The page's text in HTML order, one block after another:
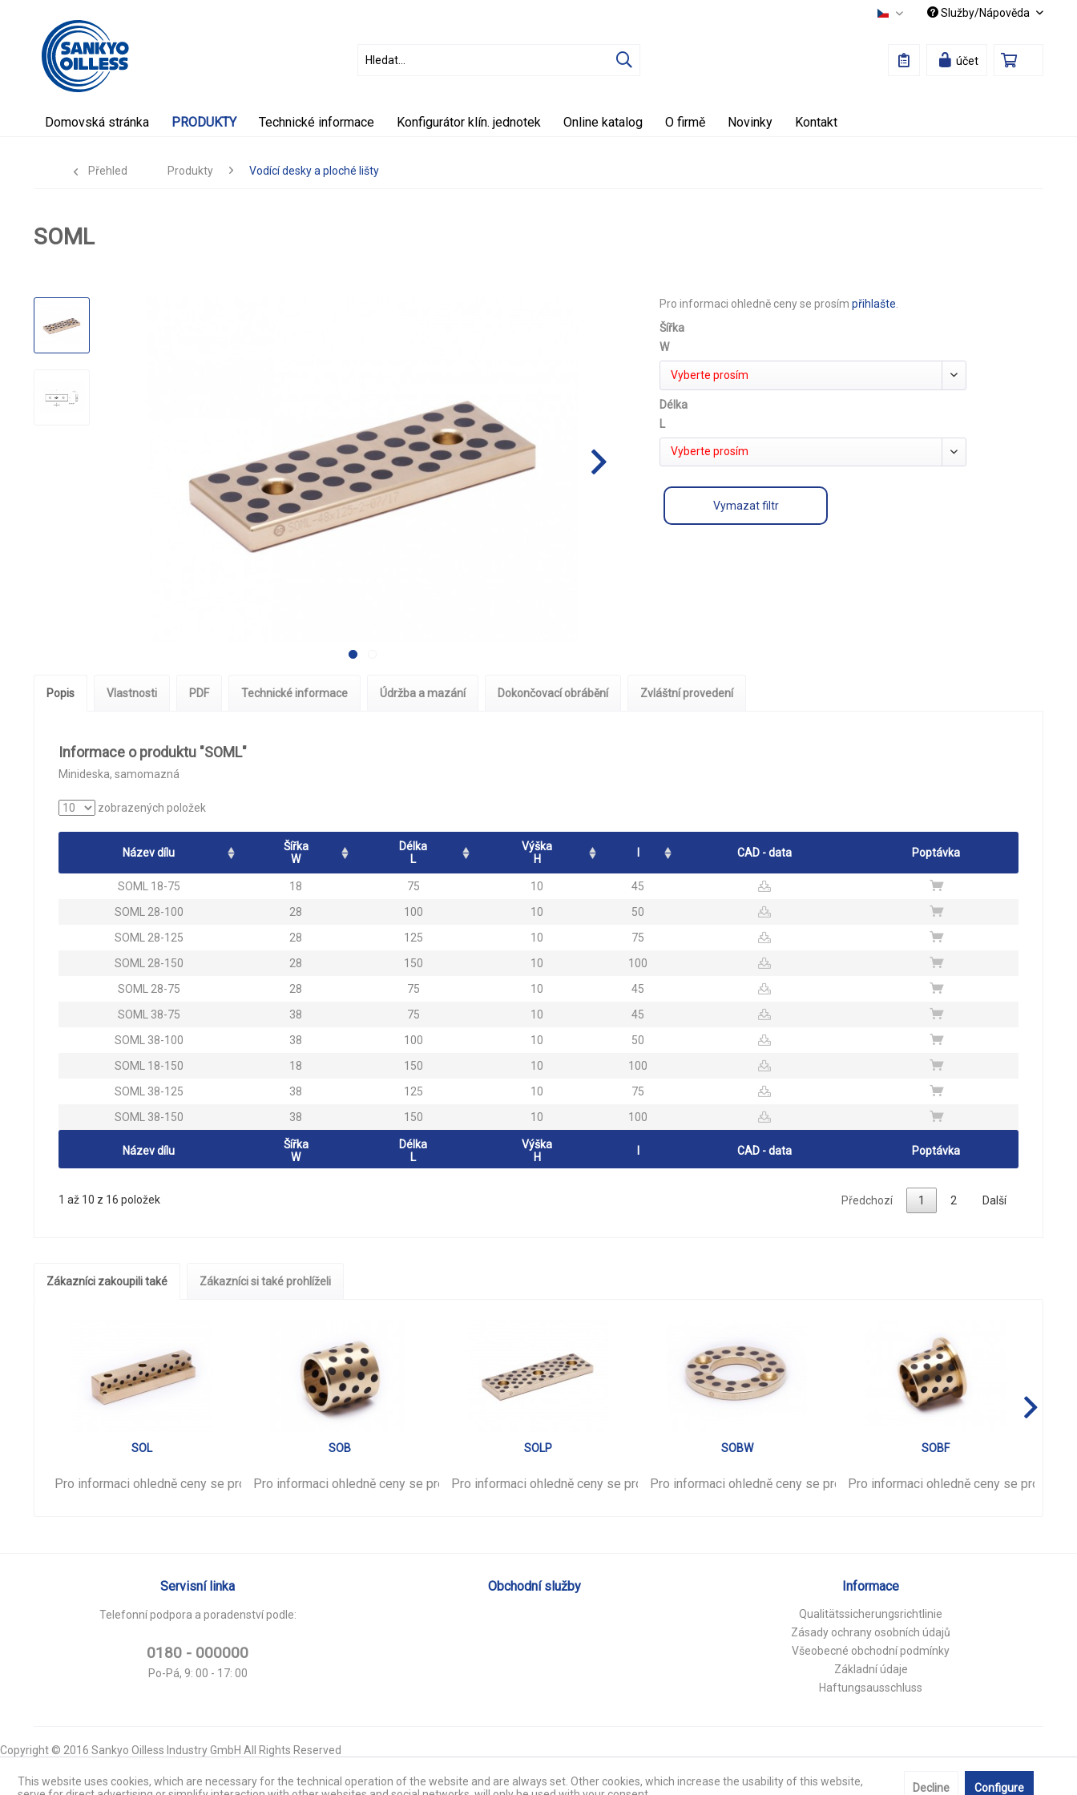
Česky Služby/Nápověda
účet
Domovská stránka PRODUKTY Technické informace Konfigurátor klín. jednotek Online katalog O firmě Novinky Kontakt
Přehled Produkty Vodící desky a ploché lišty
SOML
Pro informaci ohledně ceny se prosímpřihlašte
Šířka
W
Vyberte prosím
Délka
L
Vyberte prosím
Vymazat filtr
Popis Vlastnosti PDF Technické informace Údržba a mazání Dokončovací obrábění Zvláštní provedení
Informace o produktu "SOML"
Minideska, samomazná
zobrazených položek
Název dílu
Šířka
W
Délka
L
Výška
H
CAD - data Poptávka
SOML 18-75 18 75 10
45
SOML 28-100
28 100 10
50
SOML 28-125
28 125 10
75
SOML 28-150
28 150 10
100
SOML 28-75
28 75 10
45
SOML 38-75
38 75 10
45
SOML 38-100
38 100 10
50
SOML 18-150
18 150 10
100
SOML 38-125
38 125 10
75
SOML 38-150
38 150 10 100
Název dílu
Šířka
W
Délka
L
Výška
H
CAD - data Poptávka
1 až 10 z 16 položek Předchozí 1 2 Další
Zákazníci zakoupili také Zákazníci si také prohlíželi
SOL
Pro informaci ohledně ceny se prosímpřihlašte.
SOB
Pro informaci ohledně ceny se prosímpřihlašte.
SOLP
Pro informaci ohledně ceny se prosímpřihlašte.
SOBW
Pro informaci ohledně ceny se prosímpřihlašte.
SOBF
Pro informaci ohledně ceny se prosím
Servisní linka
Telefonní podpora a poradenství podle:
0180 - 000000
Po-Pá, 9: 00 - 17: 00
Obchodní služby Informace
Qualitätssicherungsrichtlinie
Zásady ochrany osobních údajů
Všeobecné obchodní podmínky
Základní údaje
Haftungsausschluss
Copyright © 2016 Sankyo Oilless Industry GmbH All Rights Reserved
This website uses cookies, which are necessary for the technical operation of the website and are always set. Other cookies, which increase the usability of this website,
Decline Configure